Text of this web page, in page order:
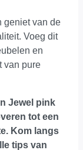
geniet van de
Voeg dit
en
van pure
Jewel pink
tot een
Kom langs
tips van